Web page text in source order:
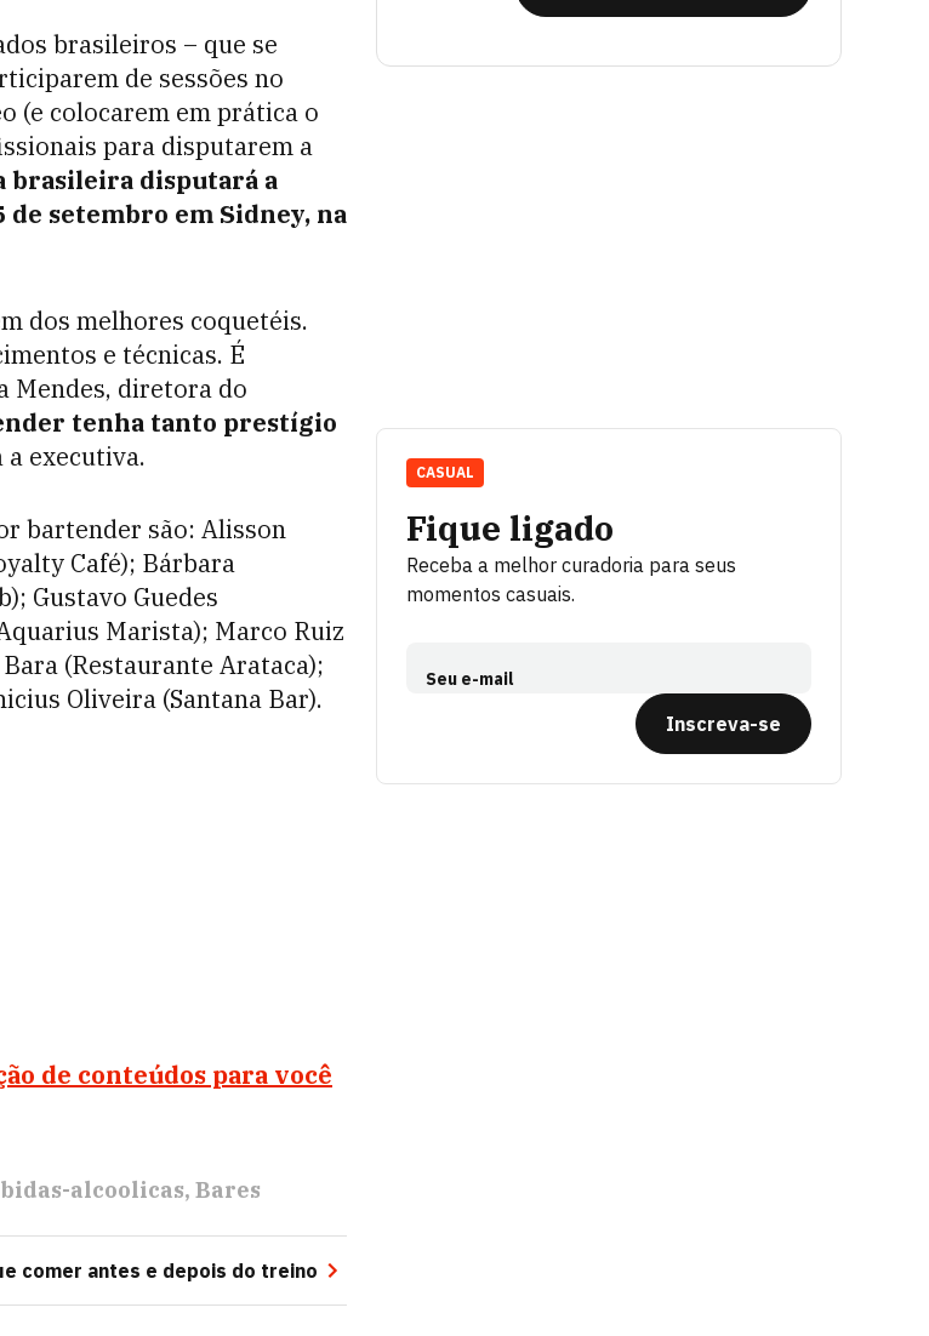
brasileiros – que se
de sessões no
(e colocarem em prática o
para disputarem a
brasileira disputará a
setembro em Sidney, na
dos melhores coquetéis.
e técnicas. É
Mendes, diretora do
tenha tanto prestígio
a executiva.
bartender são: Alisson
Café); Bárbara
Gustavo Guedes
Marista); Marco Ruiz
(Restaurante Arataca);
Oliveira (Santana Bar).
de conteúdos para você
alcoolicas Bares
comer antes e depois do treino
Fique ligado
Receba a melhor curadoria para seus
momentos casuais.
Seu e-mail
Inscreva-se
CASUAL